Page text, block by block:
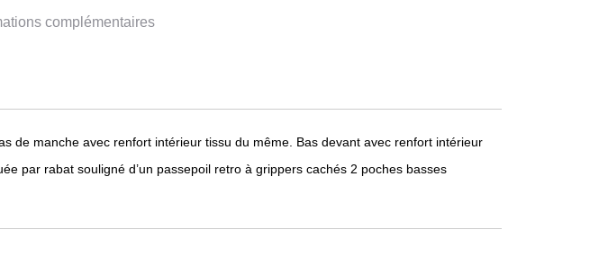
complémentaires
de manche avec renfort intérieur tissu du même. Bas devant avec renfort intérieur
par rabat souligné d’un passepoil retro à grippers cachés 2 poches basses